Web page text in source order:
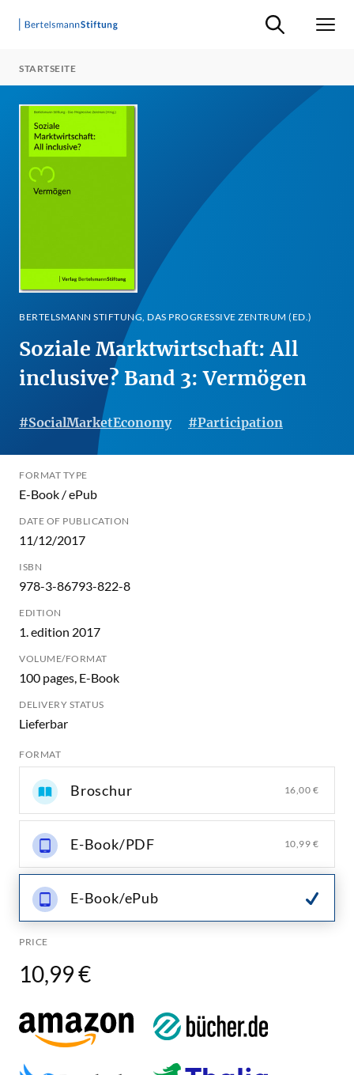
Suche ein-/
STARTSEITE
BERTELSMANN STIFTUNG, DAS PROGRESSIVE ZENTRUM (ED.)
Soziale Marktwirtschaft: All
inclusive? Band 3: Vermögen
#SocialMarketEconomy #Participation
FORMAT TYPE
E-Book / ePub
DATE OF PUBLICATION
11/12/2017
ISBN
978-3-86793-822-8
EDITION
1. edition 2017
VOLUME/FORMAT
100 pages, E-Book
DELIVERY STATUS
Lieferbar
FORMAT
Broschur 16,00 €
E-Book/PDF 10,99 €
E-Book/ePub
PRICE
10,99 €